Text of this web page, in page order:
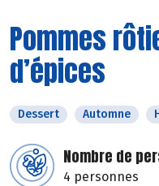
Pommes
d’épices
Dessert Automne
Nombre de
4 personnes